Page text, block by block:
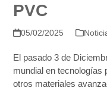
PVC
05/02/2025
El pasado 3 de
mundial en tecnologías
otros materiales